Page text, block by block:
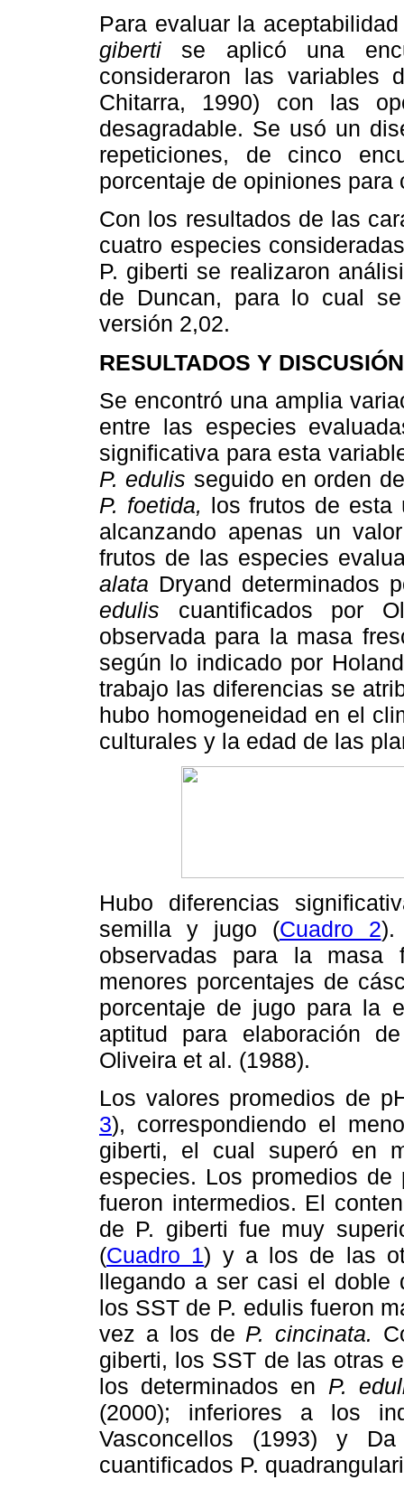
Para evaluar la
giberti se aplicó una
consideraron las variables
Chitarra, 1990) con las
desagradable. Se usó un
repeticiones, de cinco
porcentaje de opiniones para
Con los resultados de las
cuatro especies
P. giberti se realizaron
de Duncan, para lo cual
versión 2,02.
RESULTADOS Y DISCUSIÓN
Se encontró una amplia
entre las especies
significativa para esta
P. edulis seguido en orden
P. foetida, los frutos de esta
alcanzando apenas un
frutos de las especies
alata Dryand determinados
edulis cuantificados por
observada para la masa
según lo indicado por
trabajo las diferencias se
hubo homogeneidad en el
culturales y la edad de las
Hubo diferencias
semilla y jugo (Cuadro 2).
observadas para la masa
menores porcentajes de
porcentaje de jugo para la
aptitud para elaboración
Oliveira et al. (1988).
Los valores promedios de
3), correspondiendo el
giberti, el cual superó en
especies. Los promedios
fueron intermedios. El
de P. giberti fue muy
(Cuadro 1) y a los de las
llegando a ser casi el doble
los SST de P. edulis fueron
vez a los de P. cincinata.
giberti, los SST de las otras
los determinados en P.
(2000); inferiores a los
Vasconcellos (1993) y
cuantificados P.